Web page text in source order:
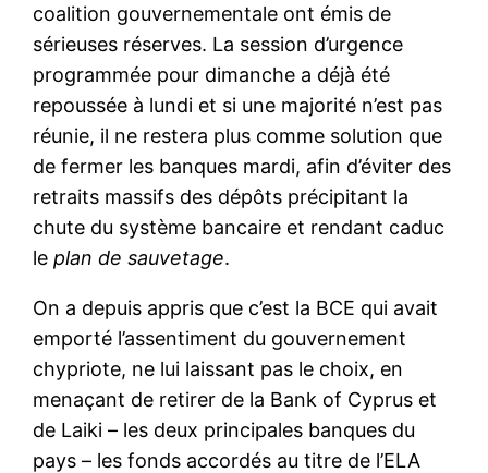
coalition gouvernementale ont émis de
sérieuses réserves. La session d’urgence
programmée pour dimanche a déjà été
repoussée à lundi et si une majorité n’est pas
réunie, il ne restera plus comme solution que
de fermer les banques mardi, afin d’éviter des
retraits massifs des dépôts précipitant la
chute du système bancaire et rendant caduc
leplan de sauvetage.
On a depuis appris que c’est la BCE qui avait
emporté l’assentiment du gouvernement
chypriote, ne lui laissant pas le choix, en
menaçant de retirer de la Bank of Cyprus et
de Laiki – les deux principales banques du
pays – les fonds accordés au titre de l’ELA